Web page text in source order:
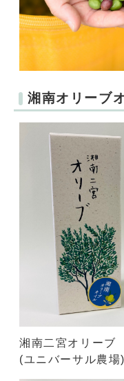
湘南オリーブ
湘南二宮オリーブ
(ユニバーサル農場)